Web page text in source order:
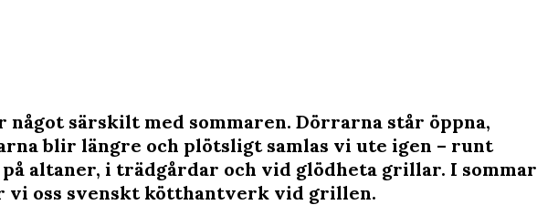
något särskilt med sommaren. Dörrarna står öppna,
blir längre och plötsligt samlas vi ute igen – runt
altaner, i trädgårdar och vid glödheta grillar. I sommar
vi oss svenskt kötthantverk vid grillen.